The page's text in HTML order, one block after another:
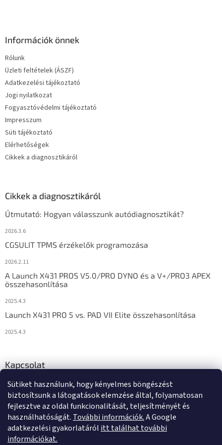
Sütiket használunk, hogy kényelmes böngészést
biztosítsunk a látogatások elemzése által, folyamatosan
fejlesztve az oldal funkcionalitását, teljesítményét és
használhatóságát. További információk.A Google
adatkezelési gyakorlatáról itt találhat további
információkat.
Információk önnek
Rólunk
Üzleti feltételek (ÁSZF)
Adatkezelési tájékoztató
Jogi nyilatkozat
Fogyasztóvédelmi tájékoztató
Impresszum
Süti tájékoztató
Elérhetőségek
Cikkek a diagnosztikáról
Cikkek a diagnosztikáról
Útmutató: Hogyan válasszunk autódiagnosztikát?
2026.3.6
CGSULIT TPMS érzékelők programozása
2026.2.11
A Launch X431 PROS V5.0/PRO DYNO és a V+/PRO3 APEX
összehasonlítása
2025.4.3
Launch X431 PRO 5 vs. PAD VII Elite összehasonlítása
2025.4.3
Kapcsolat
info@diagstore.hu